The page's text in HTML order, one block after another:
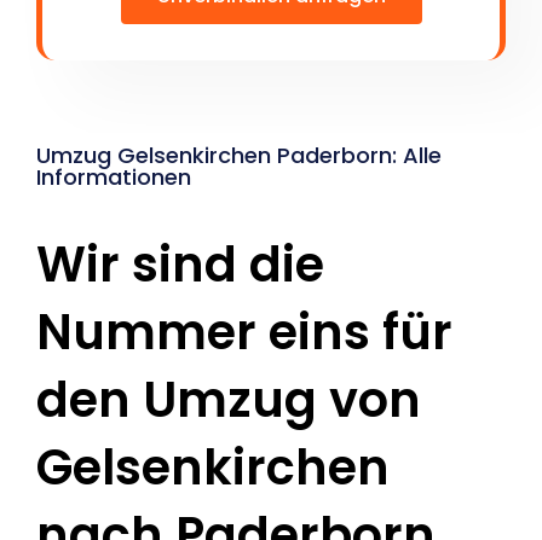
Umzug Gelsenkirchen Paderborn: Alle
Informationen
Wir sind die
Nummer eins für
den Umzug von
Gelsenkirchen